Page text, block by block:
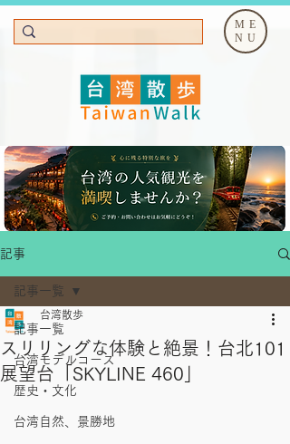
ME
NU
記事
記事一覧
台湾モデルコース
歴史・文化
台湾自然、景勝地
記事一覧
スリリングな体験と絶景！台北101
展望台「SKYLINE 460」
台湾散歩